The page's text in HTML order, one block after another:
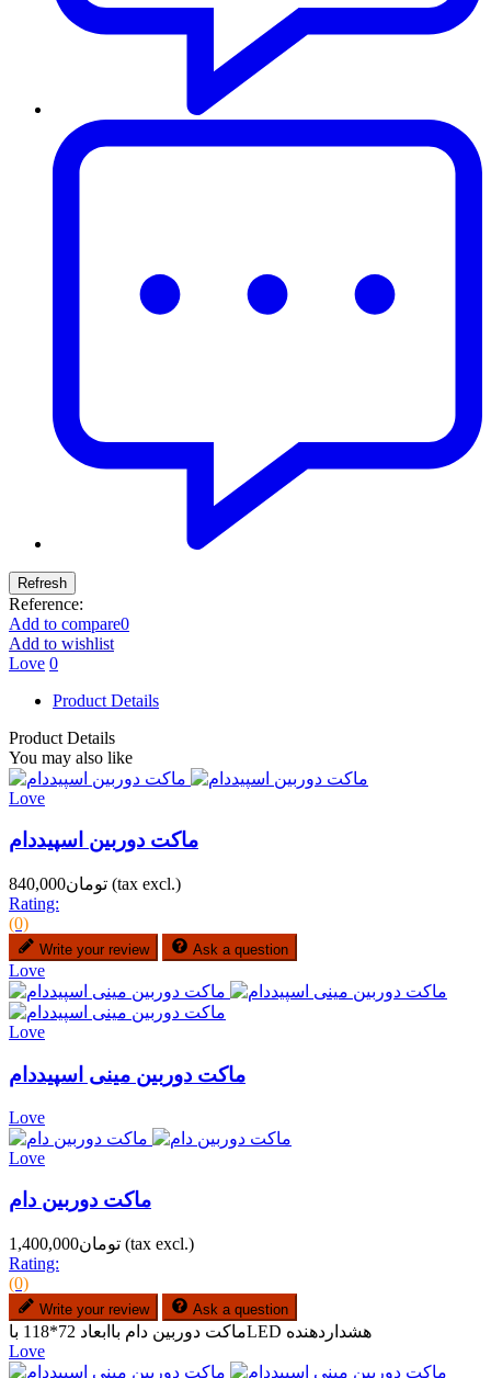
Reference:
Add to compare0
Add to wishlist
Love 0
Product Details
Product Details
You may also like
Love
ماکت دوربین اسپیددام
تومان840,000 (tax excl.)
Rating:
(0)
Write your review Ask a question
Love
Love
ماکت دوربین مینی اسپیددام
Love
Love
ماكت دوربين دام
تومان1,400,000 (tax excl.)
Rating:
(0)
Write your review Ask a question
ماكت دوربين دام باابعاد 72*118 باLED هشداردهنده
Love